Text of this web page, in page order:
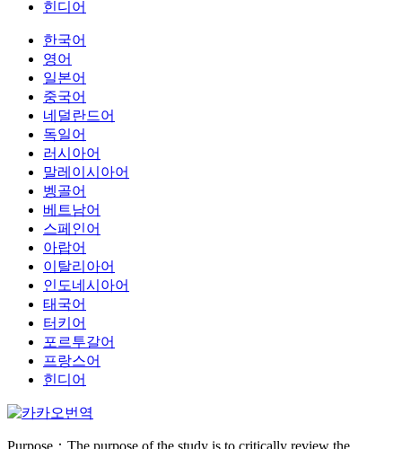
힌디어
한국어
영어
일본어
중국어
네덜란드어
독일어
러시아어
말레이시아어
벵골어
베트남어
스페인어
아랍어
이탈리아어
인도네시아어
태국어
터키어
포르투갈어
프랑스어
힌디어
Purpose：The purpose of the study is to critically review the